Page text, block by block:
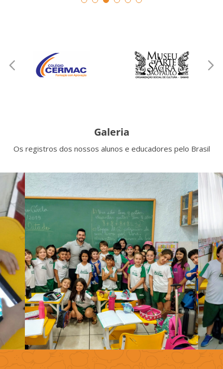
Galeria
Os registros dos nossos alunos e educadores pelo Brasil